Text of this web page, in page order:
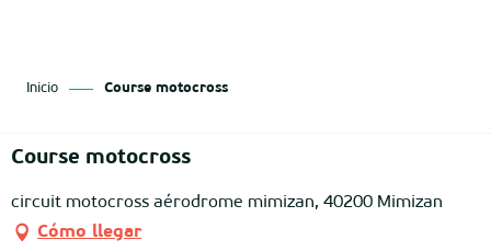
Inicio Course motocross
Course motocross
circuit motocross aérodrome mimizan, 40200 Mimizan
Cómo llegar